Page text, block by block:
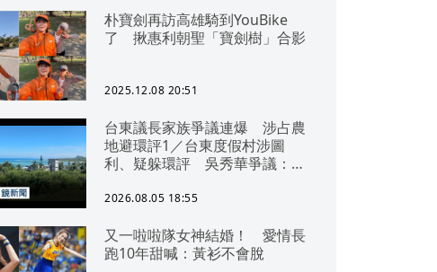
朴寶劍再訪高雄騎到YouBike
了 揪惠利朝聖「寶劍樹」合影
2025.12.08 20:51
台東議長家族爭議連爆 涉占農
地避環評1／台東度假村涉圖
利、疑躲環評 吳秀華爭議：概
2026.08.05 18:55
又一啦啦隊女神結婚！ 愛情長
跑10年甜喊：黃衫不會脫